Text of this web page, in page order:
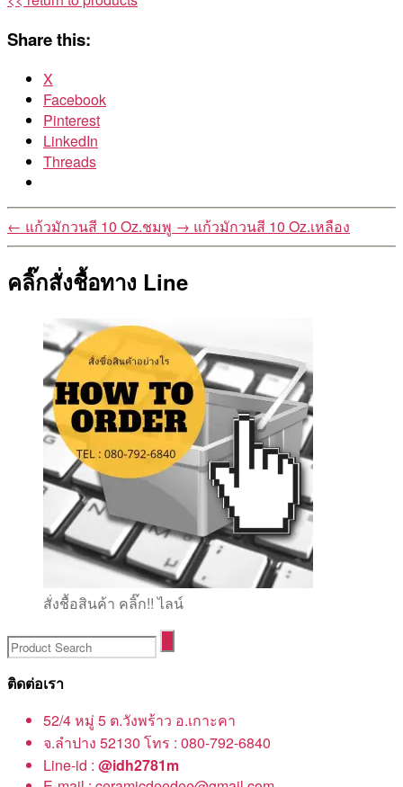
Share this:
X
Facebook
Pinterest
LinkedIn
Threads
← แก้วมักวนสี 10 Oz.ชมพู → แก้วมักวนสี 10 Oz.เหลือง
คลิ๊กสั่งชื้อทาง Line
สั่งชื้อสินค้า คลิ๊ก!! ไลน์
ติดต่อเรา
52/4 หมู่ 5 ต.วังพร้าว อ.เกาะคา
จ.ลำปาง 52130 โทร : 080-792-6840
Line-id : @idh2781m